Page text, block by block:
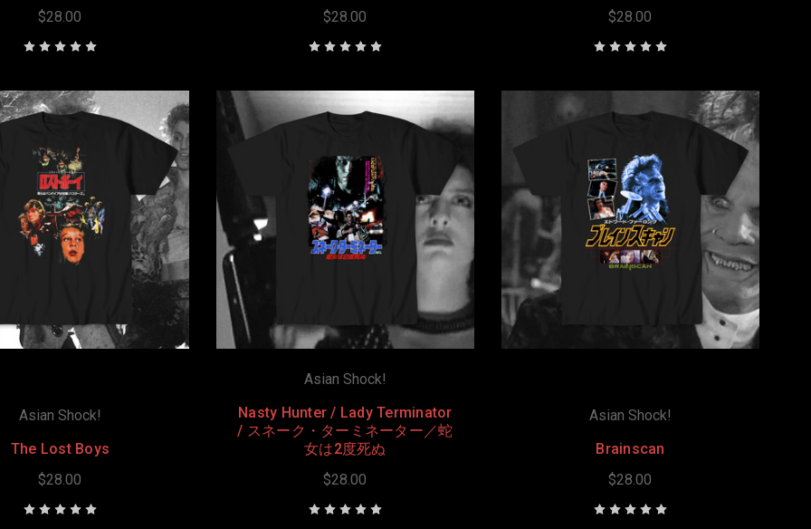
$28.00
$28.00
$28.00
Asian Shock!
The Lost Boys
$28.00
Asian Shock!
Nasty Hunter / Lady Terminator
/ スネーク・ターミネーター／蛇
女は2度死ぬ
$28.00
Asian Shock!
Brainscan
$28.00